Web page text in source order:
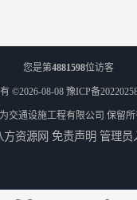
您是第4881598位访客
©2026-08-08 豫ICP备
交通设施工程有限公司 保留
方资源网 免责声明 管理员